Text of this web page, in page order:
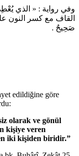
وفي رواية : « الذي
القاف مع كسر النون
صَحِيحٌ .
edildiğine göre
olarak ve gönül
kişiye veren
iki kişiden biridir.”